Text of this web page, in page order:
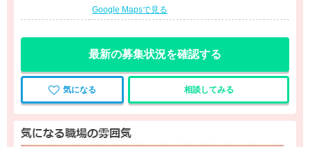
Google Mapsで見る
最新の募集状況を確認する
気になる 相談してみる